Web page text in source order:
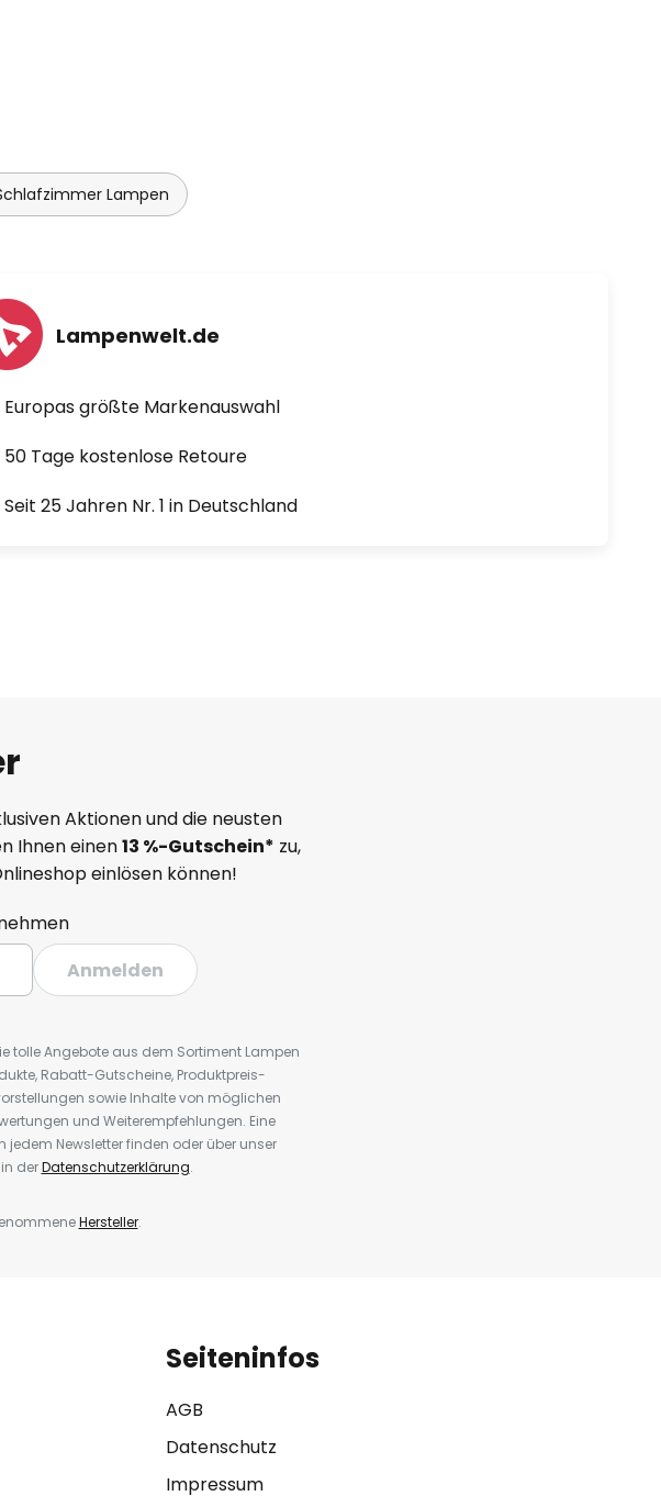
Lampen
Lampenwelt.de
Europas größte Markenauswahl
50 Tage kostenlose Retoure
Seit 25 Jahren Nr. 1 in Deutschland
Aktionen und die neusten
Ihnen einen13 %-Gutschein* zu,
einlösen können!
Anmelden
tolle Angebote aus dem Sortiment Lampen
Rabatt-Gutscheine, Produktpreis-
sowie Inhalte von möglichen
und Weiterempfehlungen. Eine
Newsletter finden oder über unser
derDatenschutzerklärung.
Hersteller.
Seiteninfos
AGB
Datenschutz
Impressum